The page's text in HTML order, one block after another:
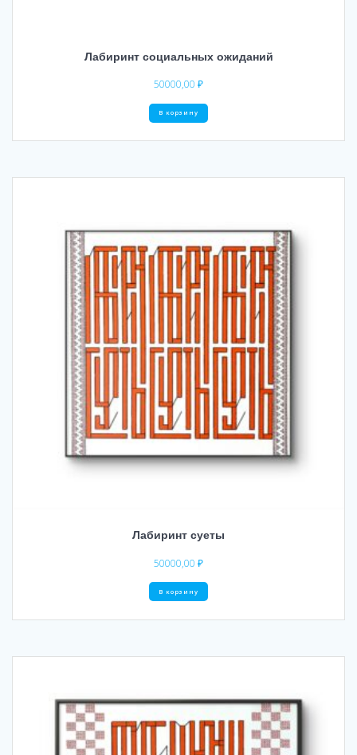
Лабиринт социальных ожиданий
50000,00 ₽
В корзину
Лабиринт суеты
50000,00 ₽
В корзину